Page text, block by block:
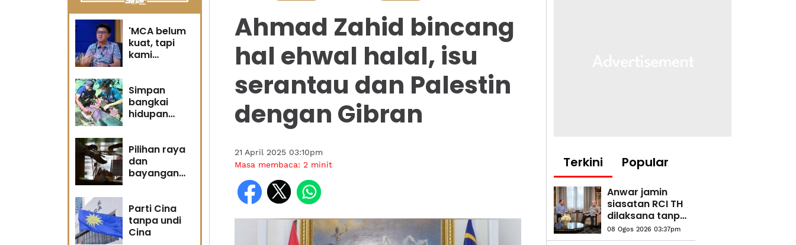
'MCA belum
kuat, tapi
kami
Simpan
bangkai
hidupan
Pilihan raya
dan
bayangan
Parti Cina
tanpa undi
Cina
Ahmad Zahid bincang
hal ehwal halal, isu
serantau dan Palestin
dengan Gibran
21 April 2025 03:10pm
Masa membaca: 2 minit Terkini Popular
Anwar jamin
siasatan RCI TH
dilaksana tanpa
kompromi
08 Ogos 2026 03:37pm